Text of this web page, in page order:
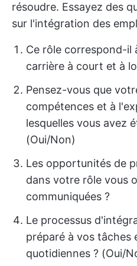
résoudre. Essayez des
sur l'intégration des
Ce rôle correspond-il
carrière à court et à
Pensez-vous que
compétences et à
lesquelles vous avez
(Oui/Non)
Les opportunités de
dans votre rôle vous
communiquées ?
Le processus
préparé à vos tâches
quotidiennes ? (Oui/